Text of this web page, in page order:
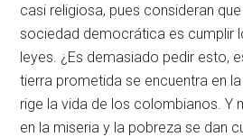
casi religiosa, pues consideran
sociedad democrática es cumplir
leyes. ¿Es demasiado pedir esto,
tierra prometida se encuentra en
rige la vida de los colombianos. Y
en la miseria y la pobreza se dan